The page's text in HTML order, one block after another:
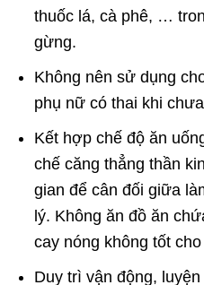
thuốc lá, cà phê, …
gừng.
Không nên sử dụng
phụ nữ có thai khi
Kết hợp chế độ ăn
chế căng thẳng thần
gian để cân đối giữa
lý. Không ăn đồ ăn
cay nóng không tốt
Duy trì vận động,